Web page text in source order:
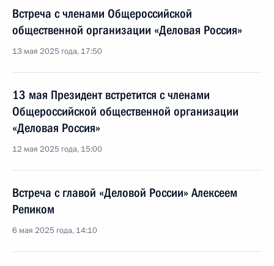
Встреча с членами Общероссийской
общественной организации «Деловая Россия»
13 мая 2025 года, 17:50
13 мая Президент встретится с членами
Общероссийской общественной организации
«Деловая Россия»
12 мая 2025 года, 15:00
Встреча с главой «Деловой России» Алексеем
Репиком
6 мая 2025 года, 14:10